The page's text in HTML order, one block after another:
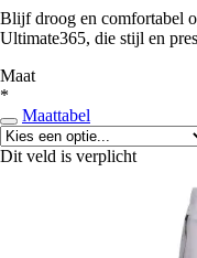
Blijf droog en comfortabel
Ultimate365, die stijl en
Maat
*
Maattabel
Dit veld is verplicht